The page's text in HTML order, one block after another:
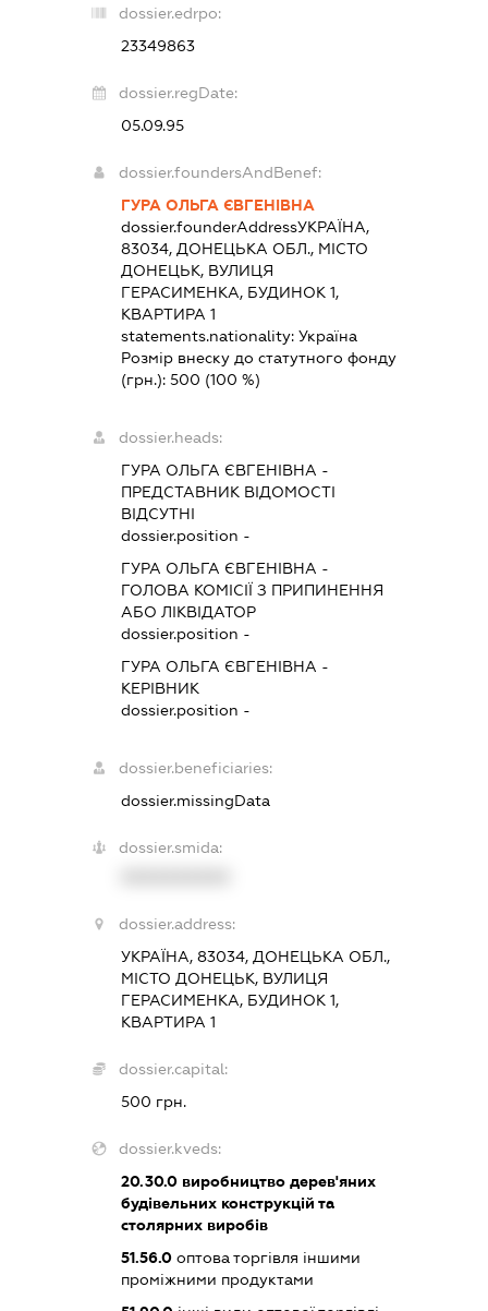
dossier.edrpo:
23349863
dossier.regDate:
05.09.95
dossier.foundersAndBenef:
ГУРА ОЛЬГА ЄВГЕНІВНА
dossier.founderAddressУКРАЇНА,
83034, ДОНЕЦЬКА ОБЛ., МІСТО
ДОНЕЦЬК, ВУЛИЦЯ
ГЕРАСИМЕНКА, БУДИНОК 1,
КВАРТИРА 1
statements.nationality: Україна
Розмір внеску до статутного фонду
(грн.): 500 (100 %)
dossier.heads:
ГУРА ОЛЬГА ЄВГЕНІВНА -
ПРЕДСТАВНИКВІДОМОСТІ
ВІДСУТНІ
dossier.position -
ГУРА ОЛЬГА ЄВГЕНІВНА -
ГОЛОВА КОМІСІЇ З ПРИПИНЕННЯ
АБО ЛІКВІДАТОР
dossier.position -
ГУРА ОЛЬГА ЄВГЕНІВНА -
КЕРІВНИК
dossier.position -
dossier.beneficiaries:
dossier.missingData
dossier.smida:
dossier.address:
УКРАЇНА, 83034, ДОНЕЦЬКА ОБЛ.,
МІСТО ДОНЕЦЬК, ВУЛИЦЯ
ГЕРАСИМЕНКА, БУДИНОК 1,
КВАРТИРА 1
dossier.capital:
500 грн.
dossier.kveds:
20.30.0виробництво дерев'яних
будівельних конструкцій та
столярних виробів
51.56.0оптова торгівля іншими
проміжними продуктами